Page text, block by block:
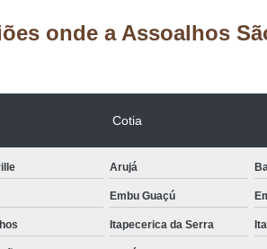
onde a Assoalhos
Cotia
Arujá
Embu Guaçú
Itapecerica da Serra